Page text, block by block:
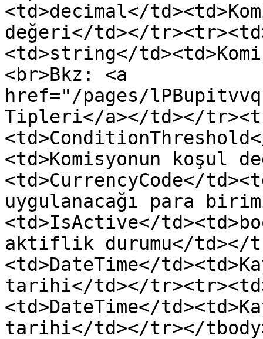
<td>decimal</
değeri</td></
<td>string</
<br>Bkz: <a
href="/pages/
Tipleri</a></td></
<td>Komisyonun koşul
<td>CurrencyCode</
uygulanacağı para
<td>IsActive</
aktiflik durumu</td></
<td>DateTime</
tarihi</td></
<td>DateTime</
tarihi</td></tr></